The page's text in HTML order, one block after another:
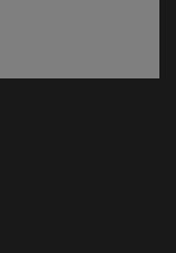
ventana)
ventana)